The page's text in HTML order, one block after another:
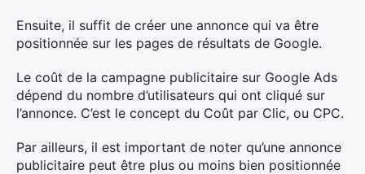
Ensuite, il suffit de créer une annonce qui va être
positionnée sur les pages de résultats de Google.
Le coût de la campagne publicitaire sur Google Ads
dépend du nombre d’utilisateurs qui ont cliqué sur
l’annonce. C’est le concept du Coût par Clic, ou CPC.
Par ailleurs, il est important de noter qu’une annonce
publicitaire peut être plus ou moins bien positionnée